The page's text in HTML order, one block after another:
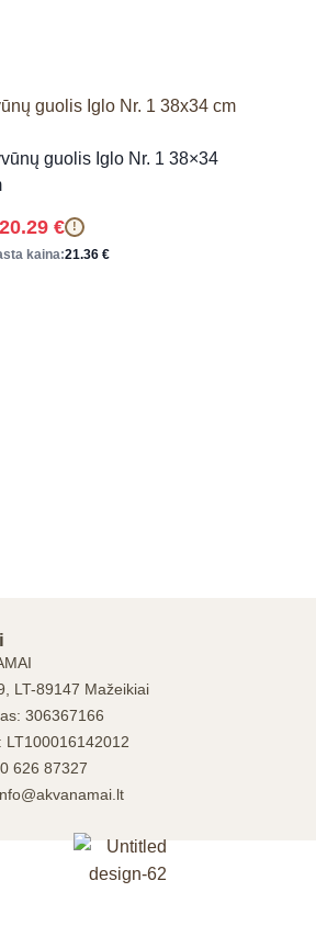
guolis Iglo Nr. 1 38×34
€ !
kaina:21.36 €
LT-89147 Mažeikiai
306367166
LT100016142012
626 87327